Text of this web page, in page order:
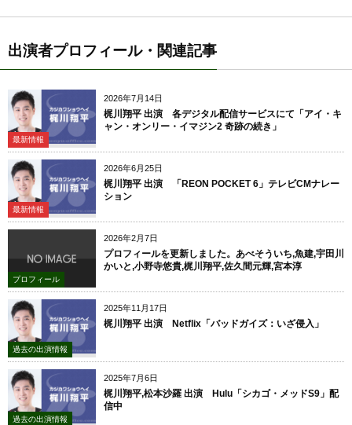
出演者プロフィール・関連記事
2026年7月14日
最新情報
梶川翔平 出演 各デジタル配信サービスにて「アイ・キ
ャン・オンリー・イマジン2 奇跡の続き」
2026年6月25日
最新情報
梶川翔平 出演 「REON POCKET 6」テレビCMナレー
ション
2026年2月7日
プロフィール
プロフィールを更新しました。あべそういち,魚建,宇田川
かいと,小野寺悠貴,梶川翔平,佐久間元輝,宮本淳
2025年11月17日
過去の出演情報
梶川翔平 出演 Netflix「バッドガイズ：いざ侵入」
2025年7月6日
過去の出演情報
梶川翔平,松本沙羅 出演 Hulu「シカゴ・メッドS9」配
信中